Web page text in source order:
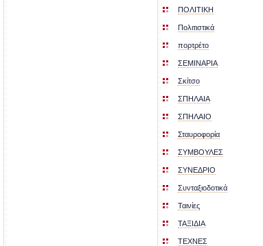
ΠΟΛΙΤΙΚΗ
Πολιτιστικά
πορτρέτο
ΣΕΜΙΝΑΡΙΑ
Σκίτσο
ΣΠΗΛΑΙΑ
ΣΠΗΛΑΙΟ
Σταυροφορία
ΣΥΜΒΟΥΛΕΣ
ΣΥΝΕΔΡΙO
Συνταξιοδοτικά
Ταινίες
ΤΑΞΙΔΙΑ
ΤΕΧΝΕΣ